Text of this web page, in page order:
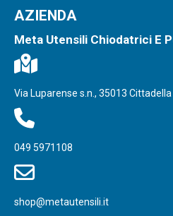
AZIENDA
Meta Utensili Chiodatrici E
Via Luparense s.n., 35013 Cittadella
049 5971108
shop@metautensili.it